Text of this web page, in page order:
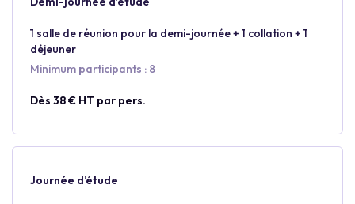
1 salle de réunion pour la demi-journée + 1 collation + 1
déjeuner
Minimum participants : 8
Dès 38 € HT par pers.
Journée d’étude